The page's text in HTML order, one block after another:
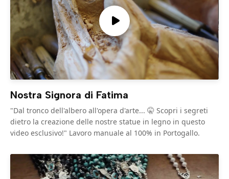
Nostra Signora di Fatima
"Dal tronco dell'albero all'opera d'arte... 🤫 Scopri i segreti
dietro la creazione delle nostre statue in legno in questo
video esclusivo!" Lavoro manuale al 100% in Portogallo.